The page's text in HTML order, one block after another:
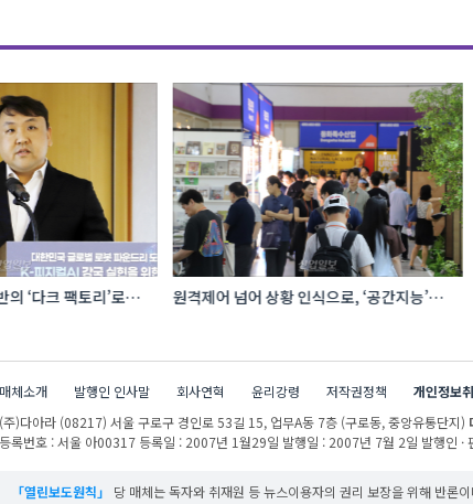
크 팩토리’로
원격제어 넘어 상황 인식으로, ‘공간지능’
우
매체소개 발행인 인사말 회사연혁 윤리강령 저작권정책 개인정보
(주)다아라 (08217) 서울 구로구 경인로 53길 15,업무A동 7층 (구로동, 중앙유통단지)
등록번호 : 서울 아00317 등록일 : 2007년 1월29일 발행일 : 2007년 7월 2일 발행인 ·
「열린보도원칙」
당 매체는 독자와 취재원 등 뉴스이용자의 권리 보장을 위해 반론